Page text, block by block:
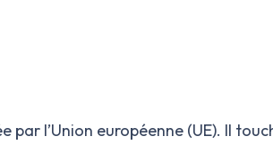
l’Union européenne (UE). Il